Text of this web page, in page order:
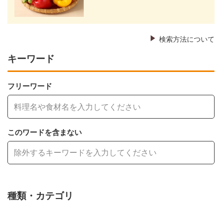
検索方法について
キーワード
フリーワード
このワードを含まない
種類・カテゴリ